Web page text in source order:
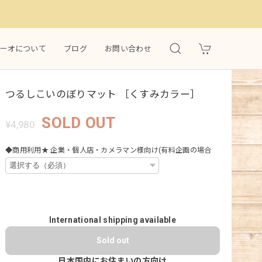
オについて ブログ お問い合わせ
つるしこいのぼりマット ［くすみカラー］
¥4,980 SOLD OUT
◆商用利用★ 企業・個人店・カメラマン様向け(有料企画の場合
International shipping available
Sold out